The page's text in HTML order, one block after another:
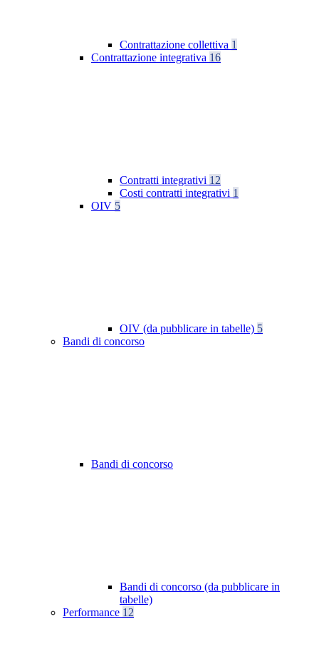
Contrattazione collettiva 1
Contrattazione integrativa 16
Contratti integrativi 12
Costi contratti integrativi 1
OIV 5
OIV (da pubblicare in tabelle) 5
Bandi di concorso
Bandi di concorso
Bandi di concorso (da pubblicare in
tabelle)
Performance 12